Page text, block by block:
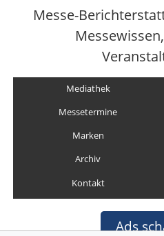
Messe-
Mediathek
Messetermine
Marken
Archiv
Kontakt
Ads